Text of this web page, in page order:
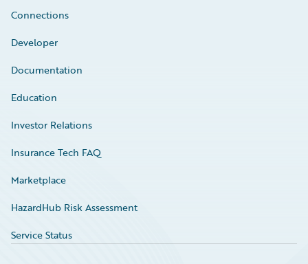
Connections
Developer
Documentation
Education
Investor Relations
Insurance Tech FAQ
Marketplace
HazardHub Risk Assessment
Service Status